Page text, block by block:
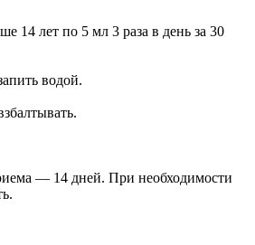
14 лет по 5 мл 3 раза в день за 30
водой.
— 14 дней. При необходимости